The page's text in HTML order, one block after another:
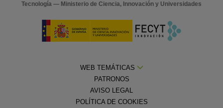
Tecnología — Ministerio de Ciencia, Innovación y Universidades
WEB TEMÁTICAS
PATRONOS
AVISO LEGAL
POLÍTICA DE COOKIES